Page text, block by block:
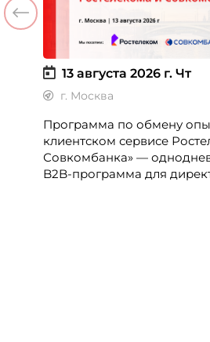
13 августа 2026 г. Чт
г. Москва
Программа по обмену
клиентском сервисе
Совкомбанка» —
B2B-программа для